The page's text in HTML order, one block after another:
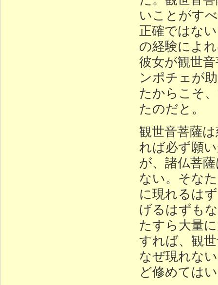
いことがす
正確ではな
の経験によ
彼女が観世
ンポチェが
たからこそ
たのだと。
観世音菩薩
れば必ず願
が、諸仏菩
ない。そな
に現れるは
げるはずも
たすら大量
すれば、観
なぜ現れな
ど修めては